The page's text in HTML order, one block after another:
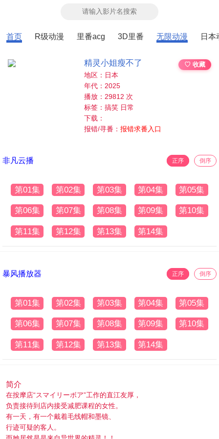
首页 R级动漫 里番acg 3D里番 无限动漫 日本
精灵小姐瘦不了
♡ 收藏
地区：日本
年代：2025
播放：29812 次
标签：搞笑 日常
下载：
报错/寻番：报错求番入口
非凡云播 正序 倒序
第01集 第02集 第03集 第04集 第05集
第06集 第07集 第08集 第09集 第10集
第11集 第12集 第13集 第14集
暴风播放器 正序 倒序
第01集 第02集 第03集 第04集 第05集
第06集 第07集 第08集 第09集 第10集
第11集 第12集 第13集 第14集
简介
在按摩店“スマイリーボア”工作的直江友厚，
负责接待到店内接受减肥课程的女性。
有一天，有一个戴着毛线帽和墨镜、
行迹可疑的客人。